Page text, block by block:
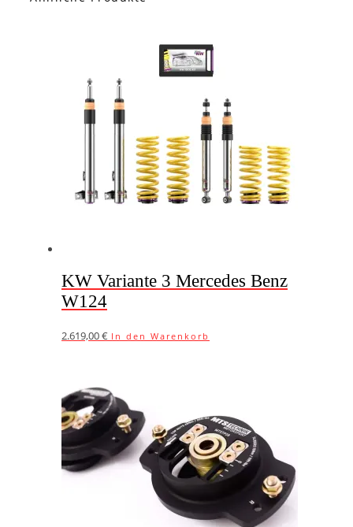
KW Variante 3 Mercedes Benz
W124
2.619,00€ In den Warenkorb